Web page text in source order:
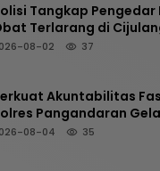
Tangkap
Terlarang di
08-02 37
Akuntabilitas
Pangandaran
Senpi Berkala
08-04 35